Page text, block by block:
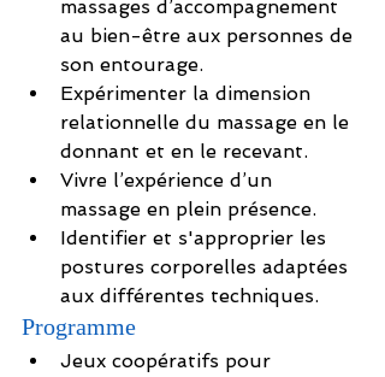
massages d’accompagnement
au bien-être aux personnes de
son entourage.
Expérimenter la dimension
relationnelle du massage en le
donnant et en le recevant.
Vivre l’expérience d’un
massage en plein présence.
Identifier et s'approprier les
postures corporelles adaptées
aux différentes techniques.
Programme
Jeux coopératifs pour